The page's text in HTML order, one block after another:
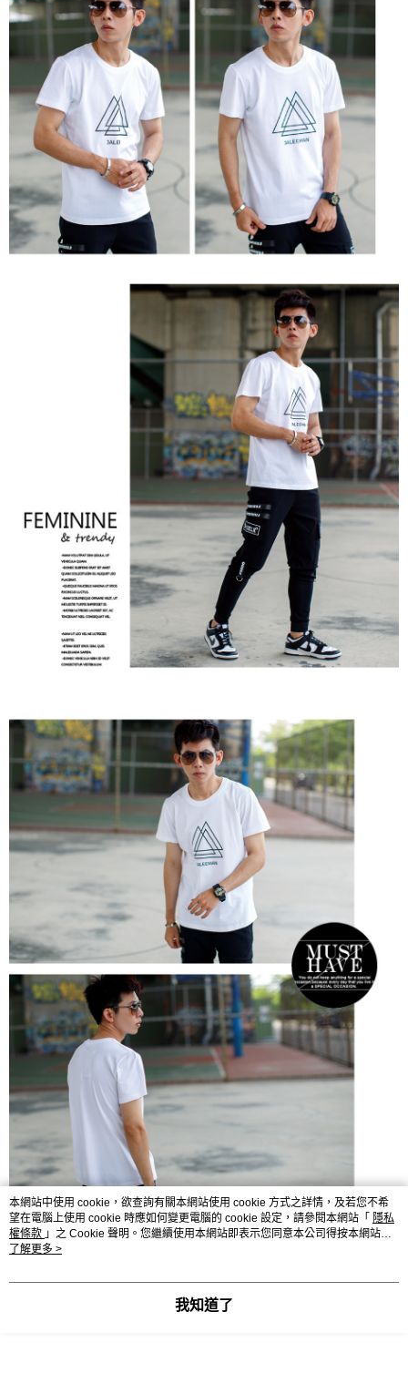
本網站中使用 cookie，欲查詢有關本網站使用 cookie 方式之詳情，及若您不希
望在電腦上使用 cookie 時應如何變更電腦的 cookie 設定，請參閱本網站「 隱私
權條款 」之 Cookie 聲明。您繼續使用本網站即表示您同意本公司得按本網站使
用條款之 Cookie 聲明使用 cookie。
了解更多 >
我知道了